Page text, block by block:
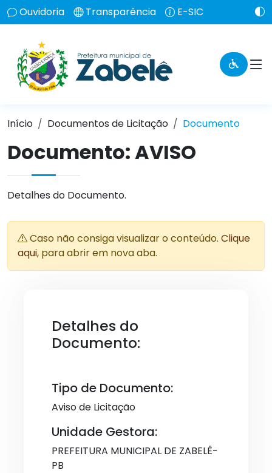
Ouvidoria Transparência E-SIC
Início Documentos de Licitação Documento
Documento: AVISO
Detalhes do Documento.
Caso não consiga visualizar o conteúdo. Clique
aqui, para abrir em nova aba.
Detalhes do
Documento:
Tipo de Documento:
Aviso de Licitação
Unidade Gestora:
PREFEITURA MUNICIPAL DE ZABELÊ-
PB